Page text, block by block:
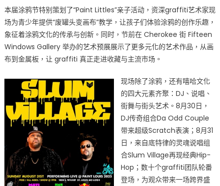
名
片
吸
引
3.5
万
中
本届涂鸦节特别策划了“Paint Littles”亲子活动，资深graffiti艺术家现
场为青少年提供“废罐头变画布”教学，让孩子们体验涂鸦的创作乐趣，
象征着涂鸦文化的传承与创新。同时，节前在 Cherokee 街 Fifteen
Windows Gallery 举办的艺术预展展示了更多元化的艺术作品，从画
布到金属板，让 graffiti 真正走进收藏与主流市场。
现场除了涂鸦，还有嘻哈文化
的四大元素齐聚：DJ、说唱、
街舞与街头艺术。8月30日，
DJ传奇组合Da Odd Couple
带来超级Scratch表演；8月31
日，来自底特律的灵魂说唱组
合Slum Village再现经典Hip-
Hop；数十个graffiti团队轮番
登场，为观众带来一场跨界盛